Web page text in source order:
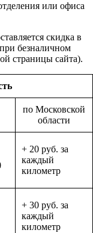
или офиса
скидка в
безналичном
страницы сайта).
по Московской
области
+ 20 руб. за
каждый
километр
+ 30 руб. за
каждый
километр